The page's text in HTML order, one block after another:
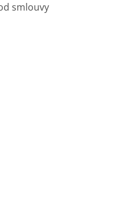
smlouvy